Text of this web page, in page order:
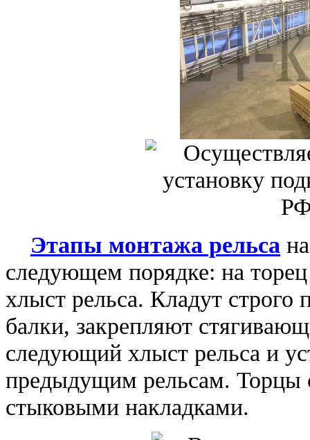
Этапы монтажа рельса
следующем порядке: на
хлыст рельса. Кладут
балки, закрепляют
следующий хлыст рельса и
предыдущим рельсам. Торцы
стыковыми накладками.